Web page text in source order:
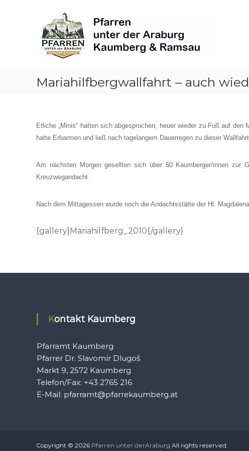
Pfarren
unter
derAraburg
in
Kaumberg
Mariahilfbergwallfahrt – auch
Etliche „Minis“ hatten sich abgesprochen, heuer wieder zu Fuß auf
hatte Erbarmen und ließ nach tagelangem Dauerregen zu dieser
Am nächsten Morgen gesellten sich über 50 Kaumberger/innen zur
Kreuzwegandacht.
Nach dem Mittagessen wurde noch die Andachtsstätte der Hl.
{gallery}Mariahilfberg_2010{/gallery}
Kontakt Kaumberg
Pfarramt Kaumberg
Pfarrer Dr. Slavomír Dlugoš
Markt 9, 2572 Kaumberg
Telefon/Fax: +43 2765 216
E-Mail: pfarramt@pfarrekaumberg.at
Copyright © 2026 Pfarren unter derAraburg All rights reserved.